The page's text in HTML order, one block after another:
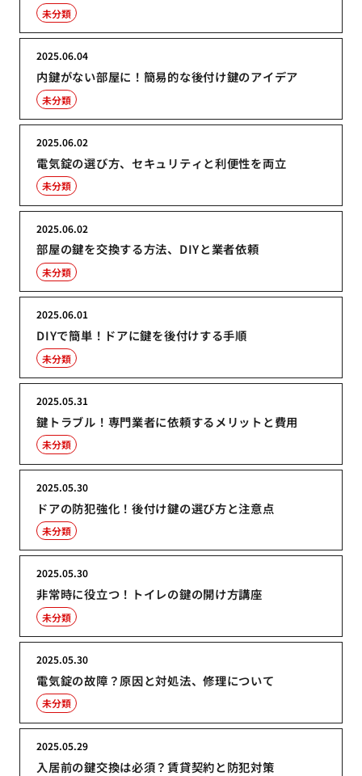
未分類
内鍵がない部屋に！簡易的な後付け鍵のアイデア
2025.06.04
未分類
電気錠の選び方、セキュリティと利便性を両立
2025.06.02
未分類
部屋の鍵を交換する方法、DIYと業者依頼
2025.06.02
未分類
DIYで簡単！ドアに鍵を後付けする手順
2025.06.01
未分類
鍵トラブル！専門業者に依頼するメリットと費用
2025.05.31
未分類
ドアの防犯強化！後付け鍵の選び方と注意点
2025.05.30
未分類
非常時に役立つ！トイレの鍵の開け方講座
2025.05.30
未分類
電気錠の故障？原因と対処法、修理について
2025.05.30
未分類
入居前の鍵交換は必須？賃貸契約と防犯対策
2025.05.29